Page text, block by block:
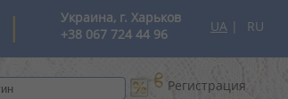
RU
UA
Украина, г. Харьков
+38 067 724 44 96
Регистрация